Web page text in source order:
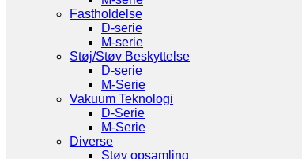
Fastholdelse
D-serie
M-serie
Støj/Støv Beskyttelse
D-serie
M-Serie
Vakuum Teknologi
D-Serie
M-Serie
Diverse
Støv opsamling